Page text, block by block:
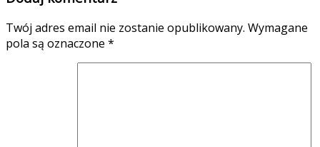
Twój adres email nie zostanie opublikowany. Wymagane
pola są oznaczone *